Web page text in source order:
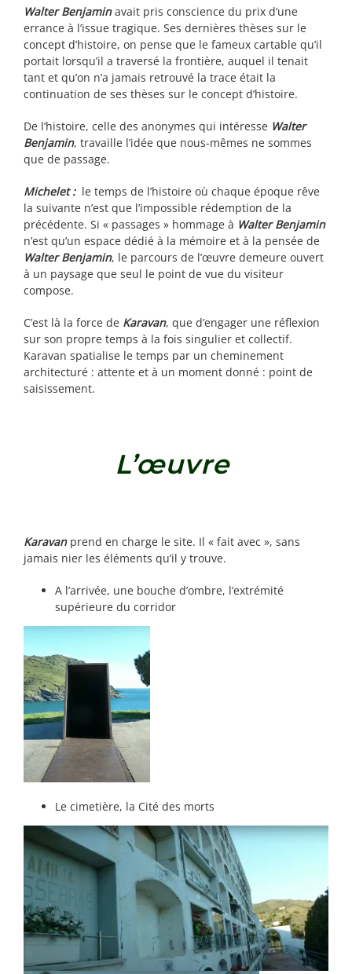
Walter Benjaminavait pris conscience du prix d’une
errance à l’issue tragique. Ses dernières thèses sur le
concept d’histoire, on pense que le fameux cartable qu’il
portait lorsqu’il a traversé la frontière, auquel il tenait
tant et qu’on n’a jamais retrouvé la trace était la
continuation de ses thèses sur le concept d’histoire.
De l’histoire, celle des anonymes qui intéresse Walter
Benjamin, travaille l’idée que nous-mêmes ne sommes
que de passage.
Michelet :le temps de l’histoire où chaque époque rêve
la suivante n’est que l’impossible rédemption de la
précédente. Si « passages » hommage à Walter Benjamin
n’est qu’un espace dédié à la mémoire et à la pensée de
Walter Benjamin, le parcours de l’œuvre demeure ouvert
à un paysage que seul le point de vue du visiteur
compose.
C’est là la force de Karavan, que d’engager une réflexion
sur son propre temps à la fois singulier et collectif.
Karavan spatialise le temps par un cheminement
architecturé : attente et à un moment donné : point de
saisissement.
L’œuvre
Karavanprend en charge le site. Il « fait avec », sans
jamais nier les éléments qu’il y trouve.
A l’arrivée, une bouche d’ombre, l’extrémité
supérieure du corridor
Le cimetière, la Cité des morts